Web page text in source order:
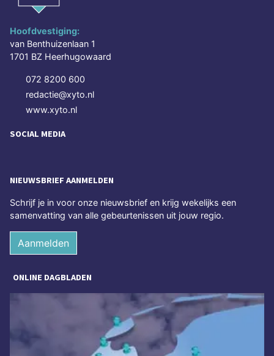
Hoofdvestiging:
van Benthuizenlaan 1
1701 BZ Heerhugowaard
072 8200 600
redactie@xyto.nl
www.xyto.nl
SOCIAL MEDIA
NIEUWSBRIEF AANMELDEN
Schrijf je in voor onze nieuwsbrief en krijg wekelijks een
samenvatting van alle gebeurtenissen uit jouw regio.
Aanmelden
ONLINE DAGBLADEN